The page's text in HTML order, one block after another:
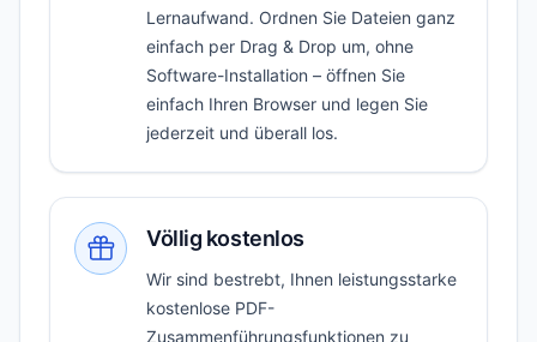
Lernaufwand. Ordnen Sie Dateien ganz
einfach per Drag & Drop um, ohne
Software-Installation – öffnen Sie
einfach Ihren Browser und legen Sie
jederzeit und überall los.
Völlig kostenlos
Wir sind bestrebt, Ihnen leistungsstarke
kostenlose PDF-
Zusammenführungsfunktionen zu